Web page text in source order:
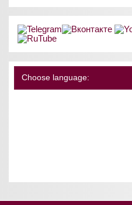
Choose language: